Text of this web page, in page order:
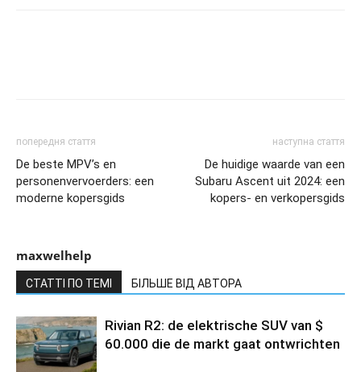
попередня стаття
De beste MPV’s en
personenvervoerders: een
moderne kopersgids
наступна стаття
De huidige waarde van een
Subaru Ascent uit 2024: een
kopers- en verkopersgids
maxwelhelp
СТАТТІ ПО ТЕМІ БІЛЬШЕ ВІД АВТОРА
Rivian R2: de elektrische SUV van $
60.000 die de markt gaat ontwrichten